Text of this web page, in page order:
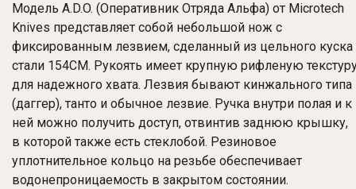
Модель A.D.O. (Оперативник Отряда Альфа) от Microtech
Knives представляет собой небольшой нож с
фиксированным лезвием, сделанный из цельного куска
стали 154CM. Рукоять имеет крупную рифленую
для надежного хвата. Лезвия бывают кинжального типа
(даггер), танто и обычное лезвие. Ручка внутри полая и к
ней можно получить доступ, отвинтив заднюю крышку,
в которой также есть стеклобой. Резиновое
уплотнительное кольцо на резьбе обеспечивает
водонепроницаемость в закрытом состоянии.